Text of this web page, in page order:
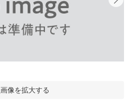
画像を拡大する